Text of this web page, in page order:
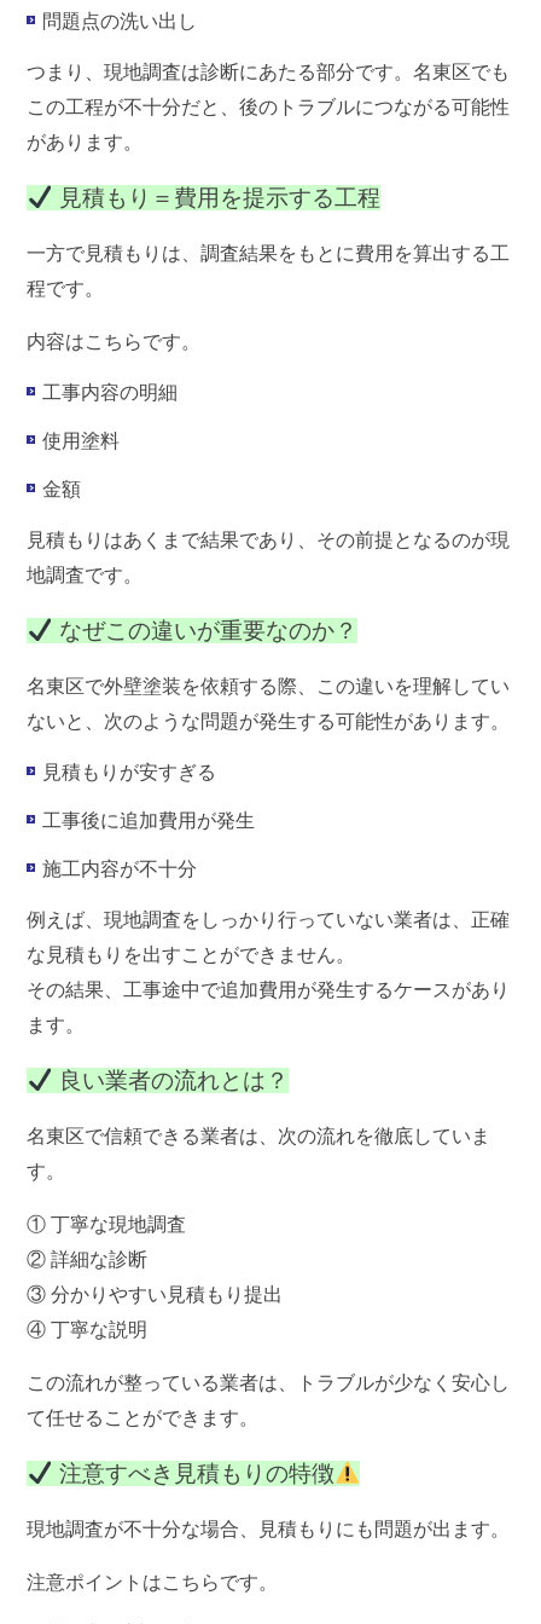
問題点の洗い出し
つまり、現地調査は診断にあたる部分です。名東区でも
この工程が不十分だと、後のトラブルにつながる可能性
があります。
見積もり＝費用を提示する工程
一方で見積もりは、調査結果をもとに費用を算出する工
程です。
内容はこちらです。
工事内容の明細
使用塗料
金額
見積もりはあくまで結果であり、その前提となるのが現
地調査です。
なぜこの違いが重要なのか？
名東区で外壁塗装を依頼する際、この違いを理解してい
ないと、次のような問題が発生する可能性があります。
見積もりが安すぎる
工事後に追加費用が発生
施工内容が不十分
例えば、現地調査をしっかり行っていない業者は、正確
な見積もりを出すことができません。
その結果、工事途中で追加費用が発生するケースがあり
ます。
良い業者の流れとは？
名東区で信頼できる業者は、次の流れを徹底していま
す。
① 丁寧な現地調査
② 詳細な診断
③ 分かりやすい見積もり提出
④ 丁寧な説明
この流れが整っている業者は、トラブルが少なく安心し
て任せることができます。
注意すべき見積もりの特徴
現地調査が不十分な場合、見積もりにも問題が出ます。
注意ポイントはこちらです。